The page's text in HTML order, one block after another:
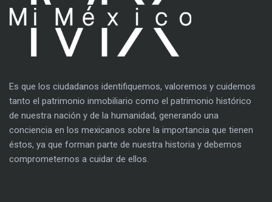
Es que los ciudadanos identifiquemos, valoremos y cuidemos
tanto el patrimonio inmobiliario como el patrimonio histórico
de nuestra nación y de la humanidad, generando una
conciencia en los mexicanos sobre la importancia que tienen
éstos, ya que forman parte de nuestra historia y debemos
comprometernos a cuidar de ellos.